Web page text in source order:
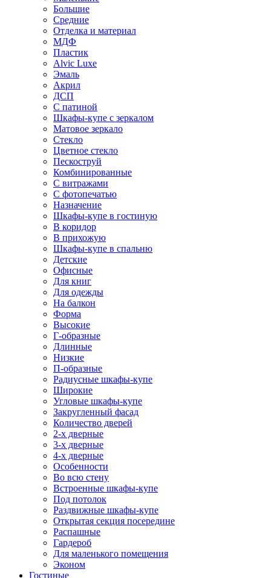
Большие
Средние
Отделка и материал
МДФ
Пластик
Alvic Luxe
Эмаль
Акрил
ДСП
С патиной
Шкафы-купе с зеркалом
Матовое зеркало
Стекло
Цветное стекло
Пескоструй
Комбинированные
С витражами
С фотопечатью
Назначение
Шкафы-купе в гостиную
В коридор
В прихожую
Шкафы-купе в спальню
Детские
Офисные
Для книг
Для одежды
На балкон
Форма
Высокие
Г-образные
Длинные
Низкие
П-образные
Радиусные шкафы-купе
Широкие
Угловые шкафы-купе
Закругленный фасад
Количество дверей
2-х дверные
3-х дверные
4-х дверные
Особенности
Во всю стену
Встроенные шкафы-купе
Под потолок
Раздвижные шкафы-купе
Открытая секция посередине
Распашные
Гардероб
Для маленького помещения
Эконом
Гостиные